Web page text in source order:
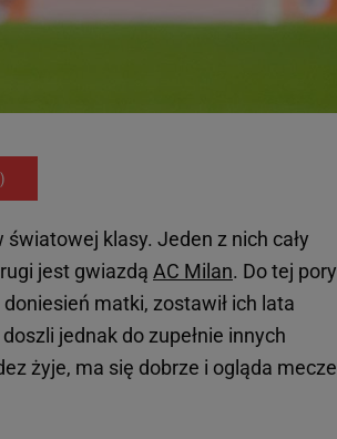
klasy. Jeden z nich cały
jest gwiazdą AC Milan. Do tej pory
matki, zostawił ich lata
jednak do zupełnie innych
żyje, ma się dobrze i ogląda mecze